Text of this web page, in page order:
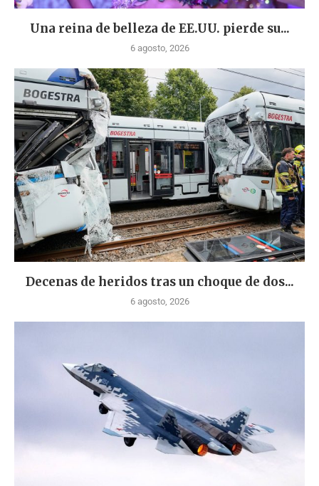
Una reina de belleza de EE.UU. pierde su...
6 agosto, 2026
Decenas de heridos tras un choque de dos...
6 agosto, 2026